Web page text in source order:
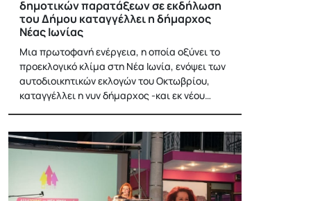
δημοτικών παρατάξεων σε εκδήλωση
του Δήμου καταγγέλλει η δήμαρχος
Νέας Ιωνίας
Μια πρωτοφανή ενέργεια, η οποία οξύνει το
προεκλογικό κλίμα στη Νέα Ιωνία, ενόψει των
αυτοδιοικητικών εκλογών του Οκτωβρίου,
καταγγέλλει η νυν δήμαρχος -και εκ νέου…